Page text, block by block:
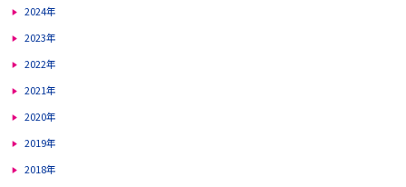
2024年
2023年
2022年
2021年
2020年
2019年
2018年